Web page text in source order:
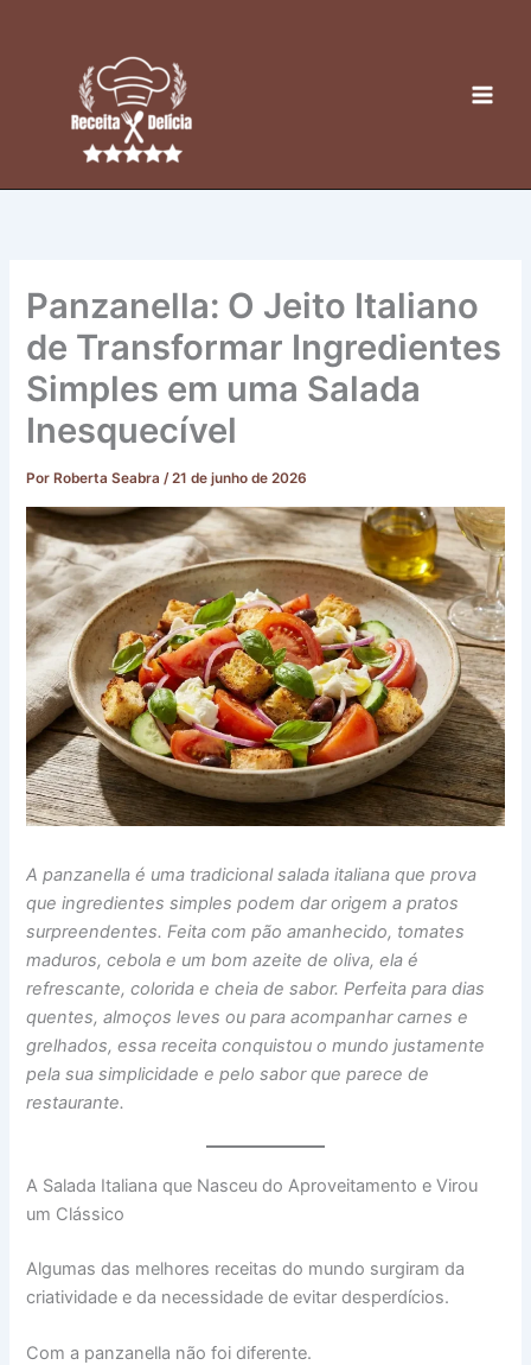
Panzanella: O Jeito Italiano
de Transformar Ingredientes
Simples em uma Salada
Inesquecível
Por Roberta Seabra/21 de junho de 2026
A panzanella é uma tradicional salada italiana que prova
que ingredientes simples podem dar origem a pratos
surpreendentes. Feita com pão amanhecido, tomates
maduros, cebola e um bom azeite de oliva, ela é
refrescante, colorida e cheia de sabor. Perfeita para dias
quentes, almoços leves ou para acompanhar carnes e
grelhados, essa receita conquistou o mundo justamente
pela sua simplicidade e pelo sabor que parece de
restaurante.
A Salada Italiana que Nasceu do Aproveitamento e Virou
um Clássico
Algumas das melhores receitas do mundo surgiram da
criatividade e da necessidade de evitar desperdícios.
Com a panzanella não foi diferente.